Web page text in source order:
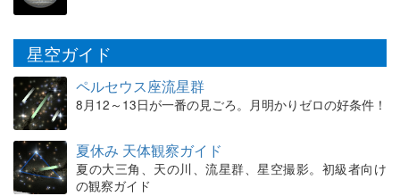
星空ガイド
ペルセウス座流星群
8月12～13日が一番の見ごろ。月明かりゼロの好条件！
夏休み 天体観察ガイド
夏の大三角、天の川、流星群、星空撮影。初級者向け
の観察ガイド